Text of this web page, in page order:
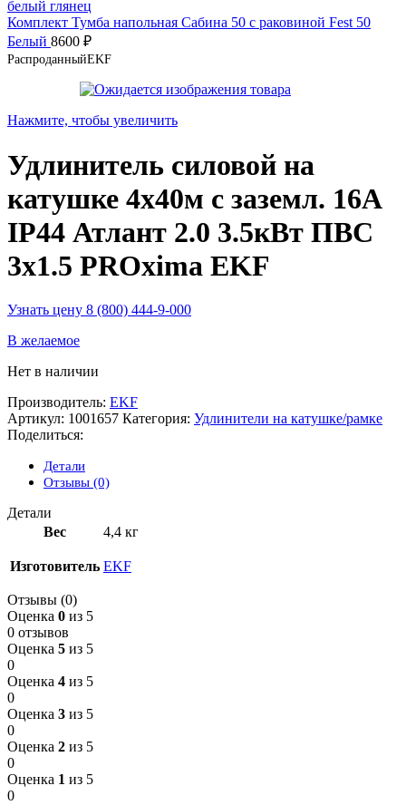
Комплект Тумба напольная Сабина 50 с раковиной Fest 50
Белый 8600 ₽
РаспроданныйEKF
Нажмите, чтобы увеличить
Удлинитель силовой на
катушке 4х40м с заземл. 16А
IP44 Атлант 2.0 3.5кВт ПВС
3х1.5 PROxima EKF
Узнать цену 8 (800) 444-9-000
В желаемое
Нет в наличии
Производитель: EKF
Артикул: 1001657 Категория: Удлинители на катушке/рамке
Поделиться:
Детали
Отзывы (0)
Детали
Вес
4,4 кг
Изготовитель EKF
Отзывы (0)
Оценка 0 из 5
0 отзывов
Оценка 5 из 5
0
Оценка 4 из 5
0
Оценка 3 из 5
0
Оценка 2 из 5
0
Оценка 1 из 5
0